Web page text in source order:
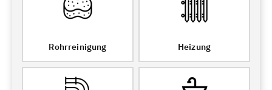
Rohrreinigung Heizung